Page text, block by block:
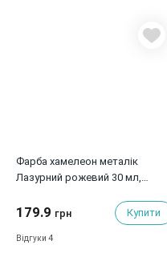
Фарба хамелеон металік
Лазурний рожевий 30 мл,
179.9 грн Купити
Відгуки 4